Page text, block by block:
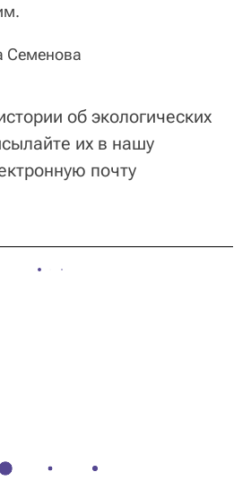
Семенова
об экологических
их в нашу
почту